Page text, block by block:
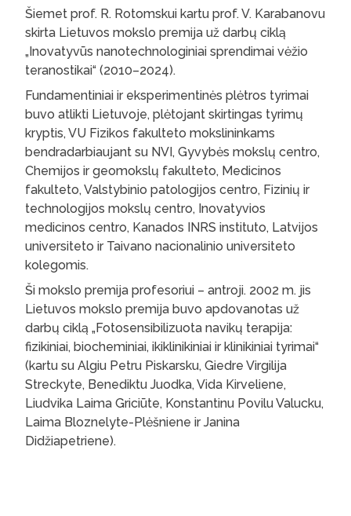
Šiemet prof. R. Rotomskui kartu prof. V. Karabanovu
skirta Lietuvos mokslo premija už darbų ciklą
„Inovatyvūs nanotechnologiniai sprendimai vėžio
teranostikai“ (2010–2024).
Fundamentiniai ir eksperimentinės plėtros tyrimai
buvo atlikti Lietuvoje, plėtojant skirtingas tyrimų
kryptis, VU Fizikos fakulteto mokslininkams
bendradarbiaujant su NVI, Gyvybės mokslų centro,
Chemijos ir geomokslų fakulteto, Medicinos
fakulteto, Valstybinio patologijos centro, Fizinių ir
technologijos mokslų centro, Inovatyvios
medicinos centro, Kanados INRS instituto, Latvijos
universiteto ir Taivano nacionalinio universiteto
kolegomis.
Ši mokslo premija profesoriui – antroji. 2002 m. jis
Lietuvos mokslo premija buvo apdovanotas už
darbų ciklą „Fotosensibilizuota navikų terapija:
fizikiniai, biocheminiai, ikiklinikiniai ir klinikiniai tyrimai“
(kartu su Algiu Petru Piskarsku, Giedre Virgilija
Streckyte, Benediktu Juodka, Vida Kirveliene,
Liudvika Laima Griciūte, Konstantinu Povilu Valucku,
Laima Bloznelyte-Plėšniene ir Janina
Didžiapetriene).